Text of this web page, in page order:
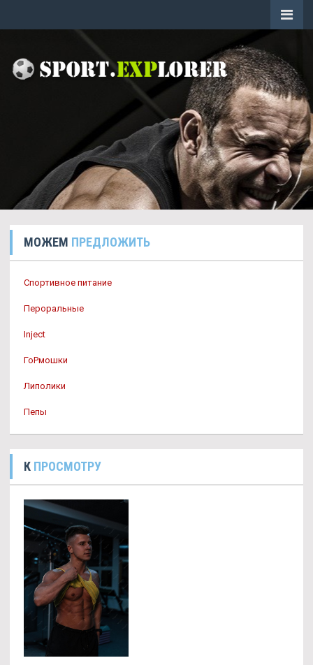
МОЖЕМ ПРЕДЛОЖИТЬ
Спортивное питание
Пероральные
Inject
ГоРмошки
Липолики
Пепы
К ПРОСМОТРУ